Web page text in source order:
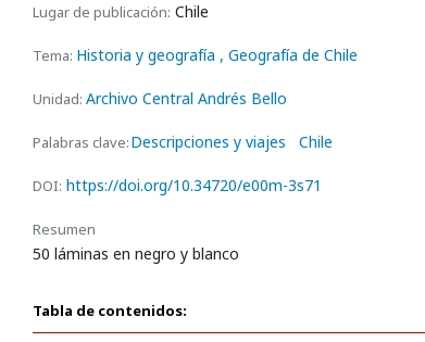
Lugar de publicación: Chile
Tema: Historia y geografía , Geografía de Chile
Unidad: Archivo Central Andrés Bello
Palabras clave:Descripciones y viajes Chile
DOI: https://doi.org/10.34720/e00m-3s71
Resumen
50 láminas en negro y blanco
Tabla de contenidos: